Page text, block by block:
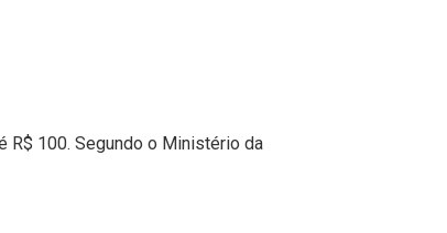
R$ 100. Segundo o Ministério da